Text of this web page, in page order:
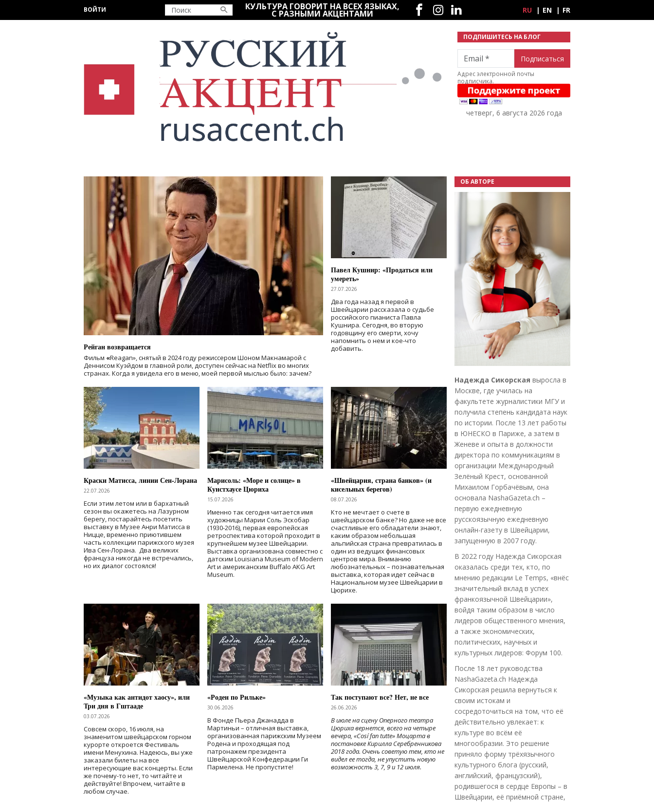
ВОЙТИ КУЛЬТУРА ГОВОРИТ НА ВСЕХ ЯЗЫКАХ,
С РАЗНЫМИ АКЦЕНТАМИ
Социальные сети
RU EN FR
ПОДПИШИТЕСЬ НА БЛОГ
Email
Адрес электронной почты
подписчика.
четверг, 6 августа 2026 года
Рейган возвращается
Фильм «Reagan», снятый в 2024 годурежиссером Шоном Макнамарой с
Деннисом Куэйдом в главной роли, доступен сейчас на Netflix во многих
странах. Когда я увидела его в меню, моей первой мыслью было: зачем?
Павел Кушнир: «Продаться или
умереть»
27.07.2026
Два года назад я первой в
Швейцарии рассказала о судьбе
российского пианиста Павла
Кушнира. Сегодня, во вторую
годовщину его смерти, хочу
напомнить о нем и кое-что
добавить.
Краски Матисса, линии Сен-Лорана
22.07.2026
Если этим летом или в бархатный
сезон вы окажетесь на Лазурном
берегу, постарайтесь посетить
выставку в Музее Анри Матисса в
Ницце, временно приютившем
часть коллекции парижского музея
Ива Сен-Лорана. Два великих
француза никогда не встречались,
но их диалог состоялся!
Марисоль: «Море и солнце» в
Кунстхаусе Цюриха
15.07.2026
Именно так сегодня читается имя
художницы Марии Соль Эскобар
(1930-2016), первая европейская
ретроспектива которой проходит в
крупнейшем музее Швейцарии.
Выставка организована совместно с
датским Louisiana Museum of Modern
Art и американским Buffalo AKG Art
Museum.
«Швейцария, страна банков» (и
кисельных берегов)
08.07.2026
Кто не мечтает о счете в
швейцарском банке? Но даже не все
счастливые его обладатели знают,
каким образом небольшая
альпийская страна превратилась в
один из ведущих финансовых
центров мира. Вниманию
любознательных – познавательная
выставка, которая идет сейчас в
Национальном музее Швейцарии в
Цюрихе.
«Музыка как антидот хаосу», или
Три дня в Гштааде
03.07.2026
Совсем скоро, 16 июля, на
знаменитом швейцарском горном
курорте откроется Фестиваль
имени Менухина. Надеюсь, вы уже
заказали билеты на все
интересующие вас концерты. Если
же почему-то нет, то читайте и
действуйте! Впрочем, читайте в
любом случае.
«Роден по Рильке»
30.06.2026
В Фонде Пьера Джанадда в
Мартиньи – отличная выставка,
организованная парижским Музеем
Родена и проходящая под
патронажем президента
Швейцарской Конфедерации Ги
Пармелена. Не пропустите!
Так поступают все? Нет, не все
26.06.2026
В июле на сцену Оперного театра
Цюриха вернется, всего на четыре
вечера, «Cosí fan tutte» Моцарта в
постановке Кирилла Серебренникова
2018 года. Очень советую тем, кто не
видел ее тогда, не упустить новую
возможность 3, 7, 9 и 12 июля.
ОБ АВТОРЕ
Надежда Сикорская выросла в
Москве, где училась на
факультете журналистики МГУ и
получила степень кандидата наук
по истории. После 13 лет работы
в ЮНЕСКО в Париже, а затем в
Женеве и опыта в должности
директора по коммуникациям в
организации Международный
Зелёный Крест, основанной
Михаилом Горбачёвым, она
основала NashaGazeta.ch –
первую ежедневную
русскоязычную ежедневную
онлайн-газету в Швейцарии,
запущенную в 2007 году.
В 2022 году Надежда Сикорская
оказалась среди тех, кто, по
мнению редакции Le Temps, «внёс
значительный вклад в успех
франкоязычной Швейцарии»,
войдя таким образом в число
лидеров общественного мнения,
а также экономических,
политических, научных и
культурных лидеров: Форум 100.
После 18 лет руководства
NashaGazeta.ch Надежда
Сикорская решила вернуться к
своим истокам и
сосредоточиться на том, что её
действительно увлекает: к
культуре во всём её
многообразии. Это решение
приняло форму трёхязычного
культурного блога (русский,
английский, французский),
родившегося в сердце Европы – в
Швейцарии, её приёмной стране,